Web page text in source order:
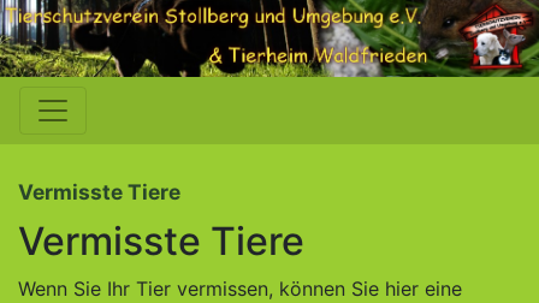
Vermisste Tiere
Vermisste Tiere
Wenn Sie Ihr Tier vermissen, können Sie hier eine